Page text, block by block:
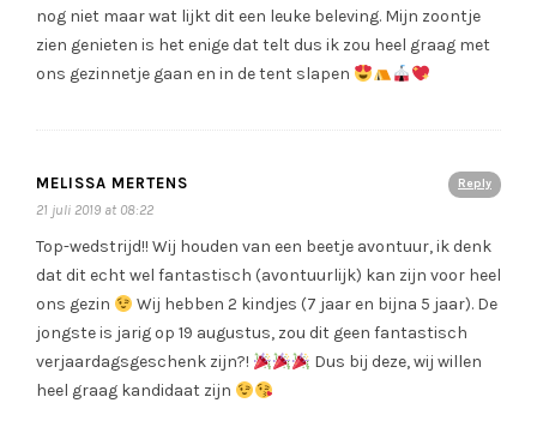
nog niet maar wat lijkt dit een leuke beleving. Mijn zoontje
zien genieten is het enige dat telt dus ik zou heel graag met
ons gezinnetje gaan en in de tent slapen
Reply
MELISSA MERTENS
21 juli 2019 at 08:22
Top-wedstrijd!! Wij houden van een beetje avontuur, ik denk
dat dit echt wel fantastisch (avontuurlijk) kan zijn voor heel
ons gezin
Wij hebben 2 kindjes (7 jaar en bijna 5 jaar). De
jongste is jarig op 19 augustus, zou dit geen fantastisch
verjaardagsgeschenk zijn?!
Dus bij deze, wij willen
heel graag kandidaat zijn